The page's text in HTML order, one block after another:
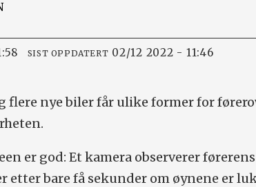
SIST OPPDATERT 02/12 2022 - 11:46
flere nye biler får ulike former for
er god: Et kamera observerer
etter bare få sekunder om øynene er